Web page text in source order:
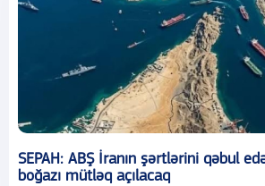
SEPAH: ABŞ İranın şərtlərini qəbul
boğazı mütləq açılacaq